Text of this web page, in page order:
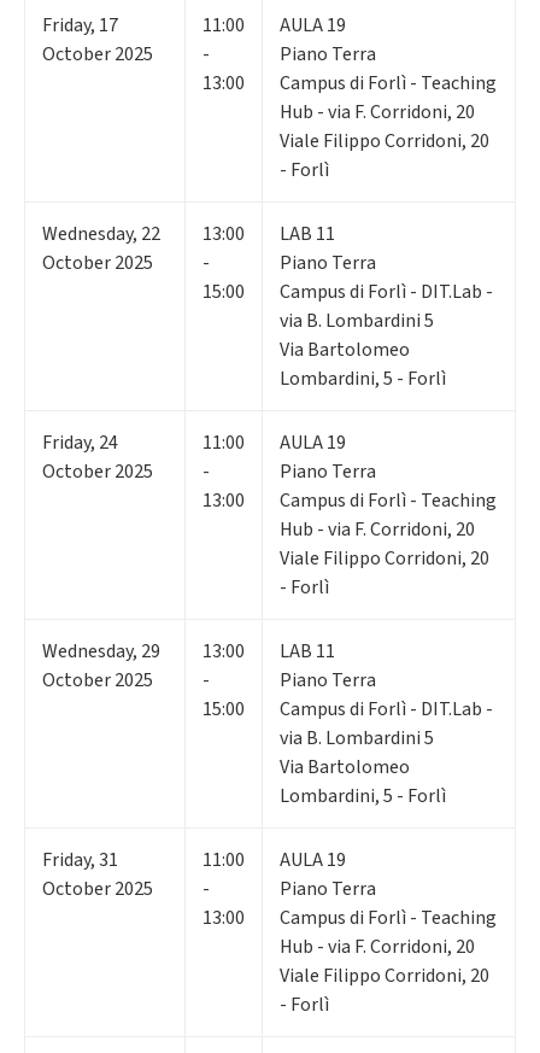
Friday, 17
October 2025
11:00
-
13:00
AULA 19
Piano Terra
Campus di Forlì - Teaching
Hub - via F. Corridoni, 20
Viale Filippo Corridoni, 20
- Forlì
Wednesday, 22
October 2025
13:00
-
15:00
LAB 11
Piano Terra
Campus di Forlì - DIT.Lab -
via B. Lombardini 5
Via Bartolomeo
Lombardini, 5 - Forlì
Friday, 24
October 2025
11:00
-
13:00
AULA 19
Piano Terra
Campus di Forlì - Teaching
Hub - via F. Corridoni, 20
Viale Filippo Corridoni, 20
- Forlì
Wednesday, 29
October 2025
13:00
-
15:00
LAB 11
Piano Terra
Campus di Forlì - DIT.Lab -
via B. Lombardini 5
Via Bartolomeo
Lombardini, 5 - Forlì
Friday,31
October 2025
11:00
-
13:00
AULA 19
Piano Terra
Campus di Forlì - Teaching
Hub - via F. Corridoni, 20
Viale Filippo Corridoni, 20
- Forlì